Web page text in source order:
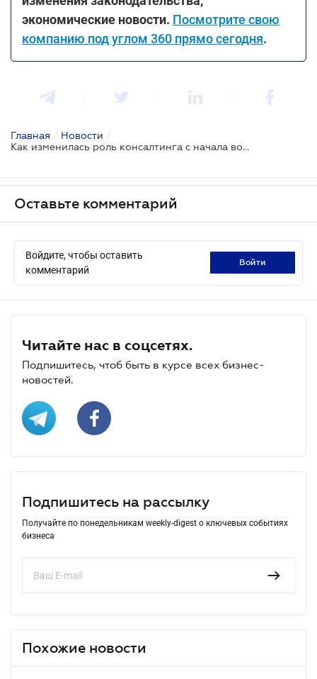
экономические новости. Посмотрите свою
компанию под углом 360 прямо сегодня.
Главная / Новости /
Как изменилась роль консалтинга с начала войны
Оставьте комментарий
Войдите, чтобы оставить
комментарий
войти
Читайте нас в соцсетях.
Подпишитесь, чтоб быть в курсе всех бизнес-
новостей.
Подпишитесь на рассылку
Получайте по понедельникам weekly-digest о ключевых событиях
бизнеса
Похожие новости